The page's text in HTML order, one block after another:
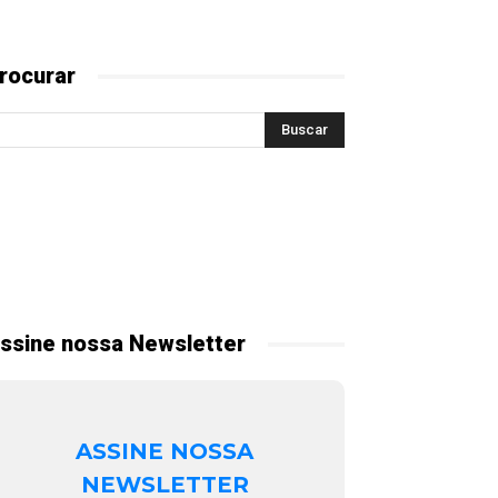
nossa Newsletter
ASSINE NOSSA
NEWSLETTER